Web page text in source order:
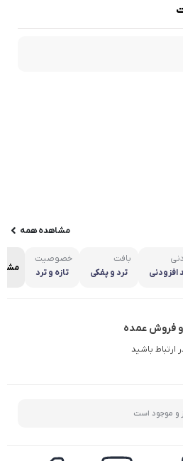
مشاهده همه
افزودنی
بافت
ترد و پفکی
خصوصیت
تازه و ترد
و فروش عمده
ارتباط باشید
و موجود است